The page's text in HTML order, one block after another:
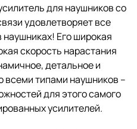
для наушников со
удовлетворяет все
Его широкая
скорость нарастания
детальное и
всеми типами наушников –
для этого самого
усилителей.